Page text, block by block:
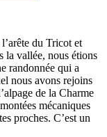
du Tricot et
la vallée, nous étions
randonnée qui a
nous avons rejoins
de la Charme
mécaniques
proches. C’est un